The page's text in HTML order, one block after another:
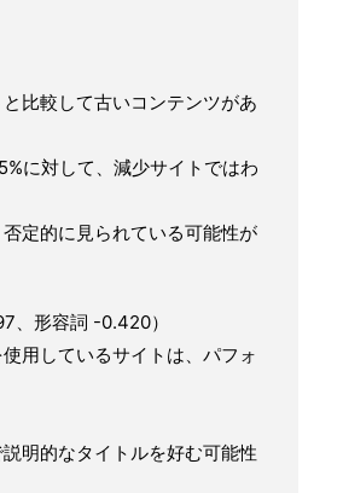
比較して古いコンテンツがあ
に対して、減少サイトではわ
定的に見られている可能性が
、形容詞 -0.420）
用しているサイトは、パフォ
明的なタイトルを好む可能性